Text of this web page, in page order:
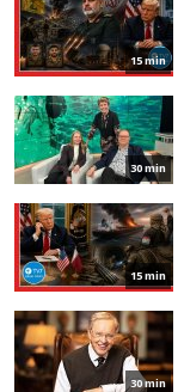
15 min
30 min
15 min
30 min